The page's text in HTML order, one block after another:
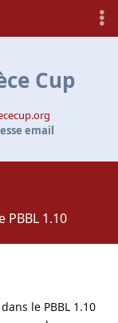
Cup
email
1.10
le PBBL 1.10